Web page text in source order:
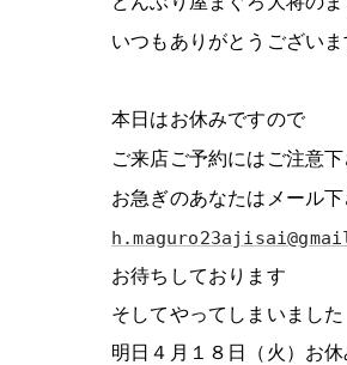
いつもありがとうござい
本日はお休みですので
ご来店ご予約にはご注意
お急ぎのあなたはメール
お待ちしております
そしてやってしまいました
明日４月１８日（火）お